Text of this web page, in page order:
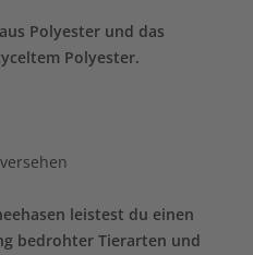
Polyester und das
Polyester.
leistest du einen
bedrohter Tierarten und